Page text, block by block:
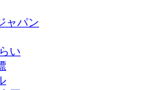
ャパン
い